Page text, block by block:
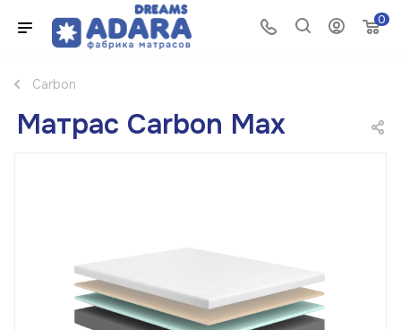
0
Carbon
Матрас Carbon Max